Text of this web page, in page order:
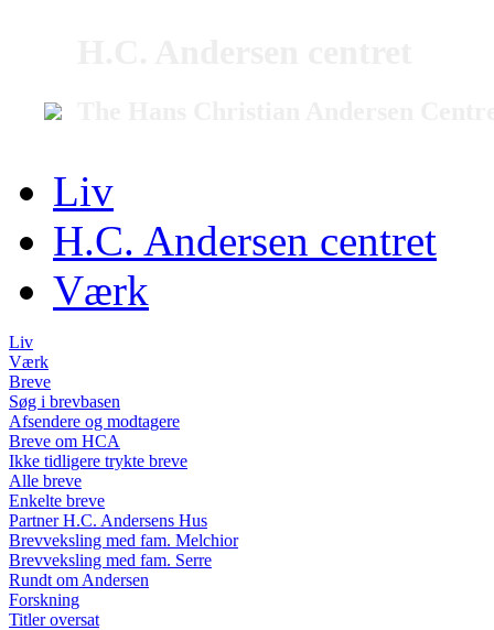
Liv
H.C. Andersen centret
Værk
Liv
Værk
Breve
Søg i brevbasen
Afsendere og modtagere
Breve om HCA
Ikke tidligere trykte breve
Alle breve
Enkelte breve
Partner H.C. Andersens Hus
Brevveksling med fam. Melchior
Brevveksling med fam. Serre
Rundt om Andersen
Forskning
Titler oversat